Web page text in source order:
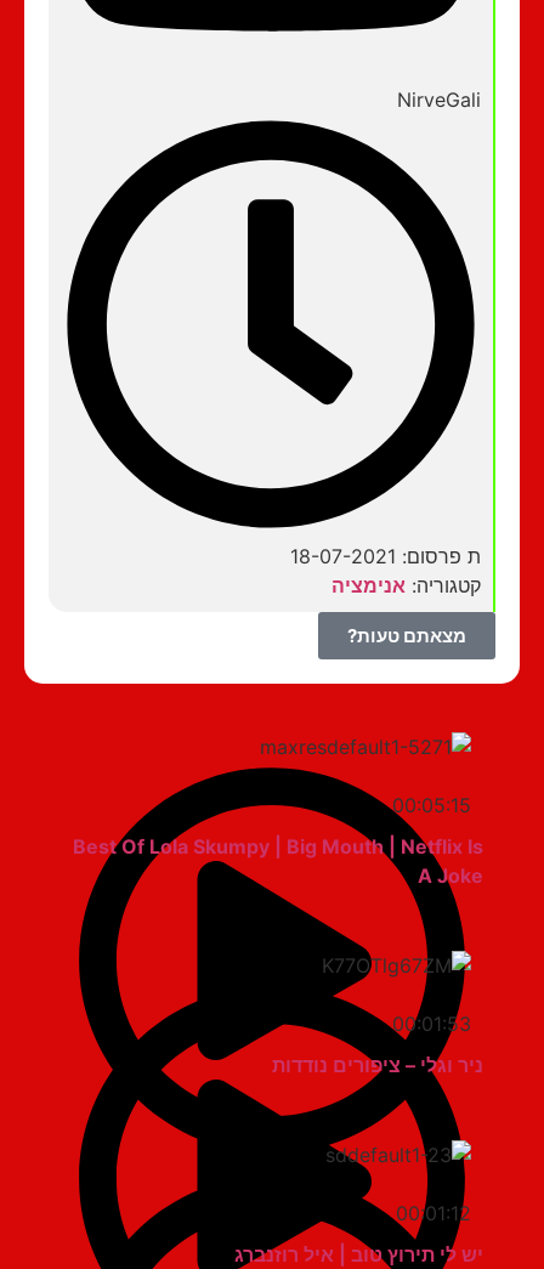
NirveGali
ת פרסום: 18-07-2021
קטגוריה:אנימציה
מצאתם טעות?
00:05:15
Best Of Lola Skumpy | Big Mouth | Netflix Is
A Joke
00:01:53
ניר וגלי – ציפורים נודדות
00:01:12
יש לי תירוץ טוב | איל רוזנברג